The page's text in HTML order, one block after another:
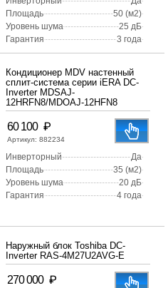
Площадь
50 (м2)
Уровень шума
25 дБ
Гарантия
3 года
Кондиционер MDV настенный
сплит-система серии iERA DC-
Inverter MDSAJ-
12HRFN8/MDOAJ-12HFN8
60 100 ₽
Артикул: 882234
Инверторный
Да
Площадь
35 (м2)
Уровень шума
20 дБ
Гарантия
4 года
Наружный блок Toshiba DC-
Inverter RAS-4M27U2AVG-E
270 000 ₽